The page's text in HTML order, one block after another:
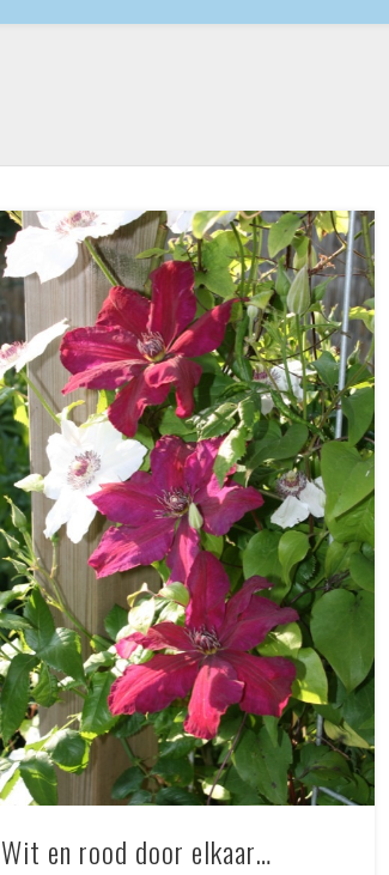
Wit en rood door elkaar…